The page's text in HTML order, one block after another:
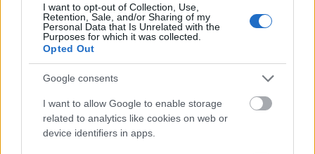
I want to opt-out of Collection, Use,
Retention, Sale, and/or Sharing of my
Personal Data that Is Unrelated with the
Purposes for which it was collected.
Opted Out
Google consents
I want to allow Google to enable storage
related to analytics like cookies on web or
device identifiers in apps.
Mogą Cię zainteresować również hasła
opos
buggy